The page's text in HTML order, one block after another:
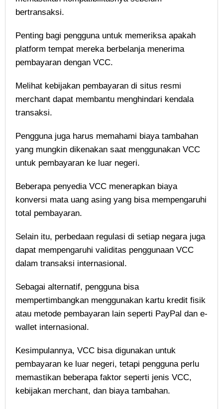
bertransaksi.
Penting bagi pengguna untuk memeriksa apakah
platform tempat mereka berbelanja menerima
pembayaran dengan VCC.
Melihat kebijakan pembayaran di situs resmi
merchant dapat membantu menghindari kendala
transaksi.
Pengguna juga harus memahami biaya tambahan
yang mungkin dikenakan saat menggunakan VCC
untuk pembayaran ke luar negeri.
Beberapa penyedia VCC menerapkan biaya
konversi mata uang asing yang bisa mempengaruhi
total pembayaran.
Selain itu, perbedaan regulasi di setiap negara juga
dapat mempengaruhi validitas penggunaan VCC
dalam transaksi internasional.
Sebagai alternatif, pengguna bisa
mempertimbangkan menggunakan kartu kredit fisik
atau metode pembayaran lain seperti PayPal dan e-
wallet internasional.
Kesimpulannya, VCC bisa digunakan untuk
pembayaran ke luar negeri, tetapi pengguna perlu
memastikan beberapa faktor seperti jenis VCC,
kebijakan merchant, dan biaya tambahan.